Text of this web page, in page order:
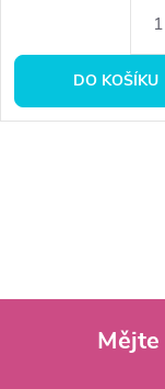
DO KOŠÍKU